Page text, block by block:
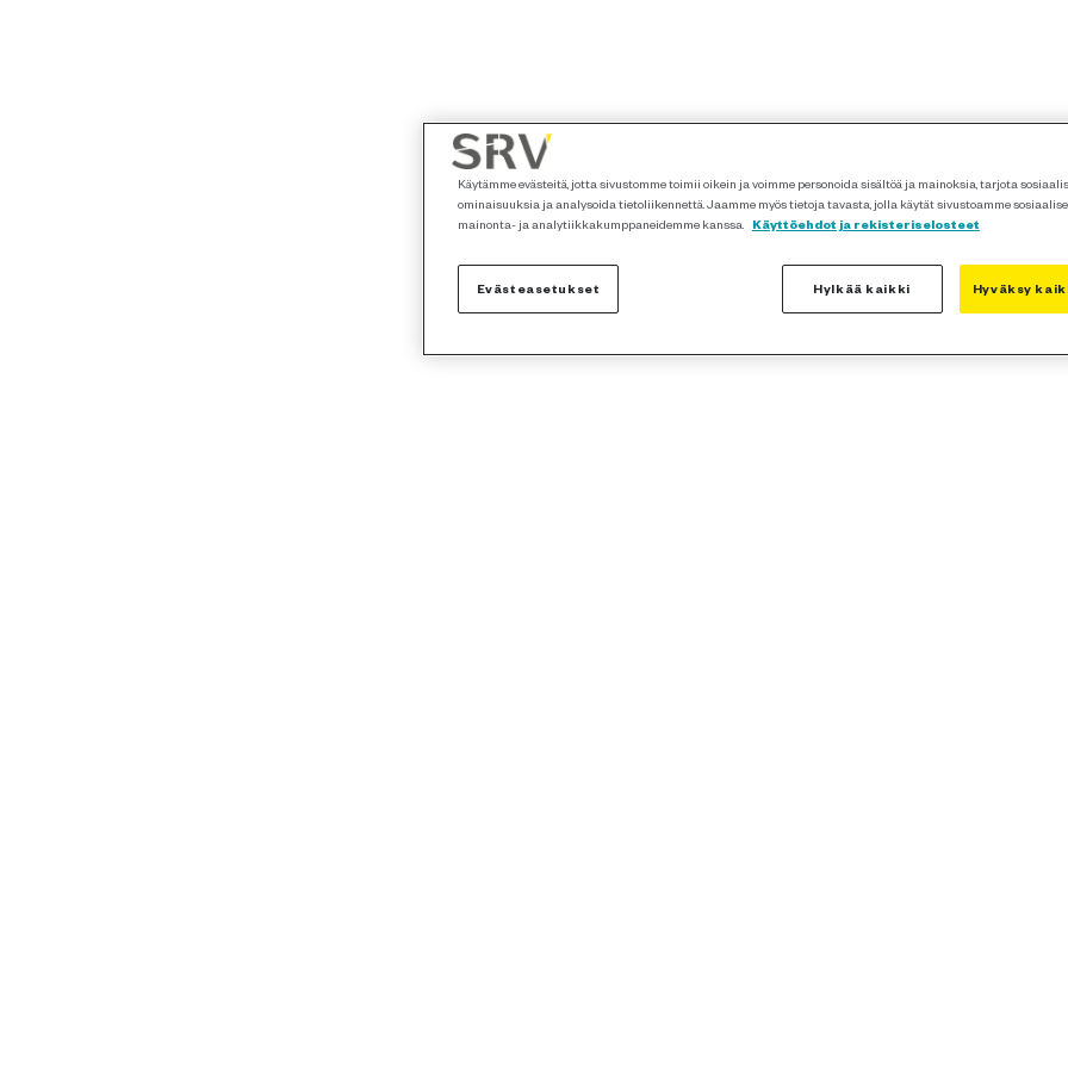
Käytämme evästeitä, jotta sivustomme toimii oikein ja voimme personoida sisältöä ja mainoksia, tarjota
ominaisuuksia ja analysoida tietoliikennettä. Jaamme myös tietoja tavasta, jolla käytät sivustoamme
mainonta- ja analytiikkakumppaneidemme kanssa.
Käyttöehdot ja rekisteriselosteet
Evästeasetukset Hylkää kaikki Hyväksy